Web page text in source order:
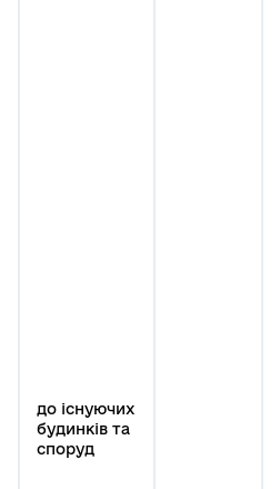
до існуючих
будинків та
споруд